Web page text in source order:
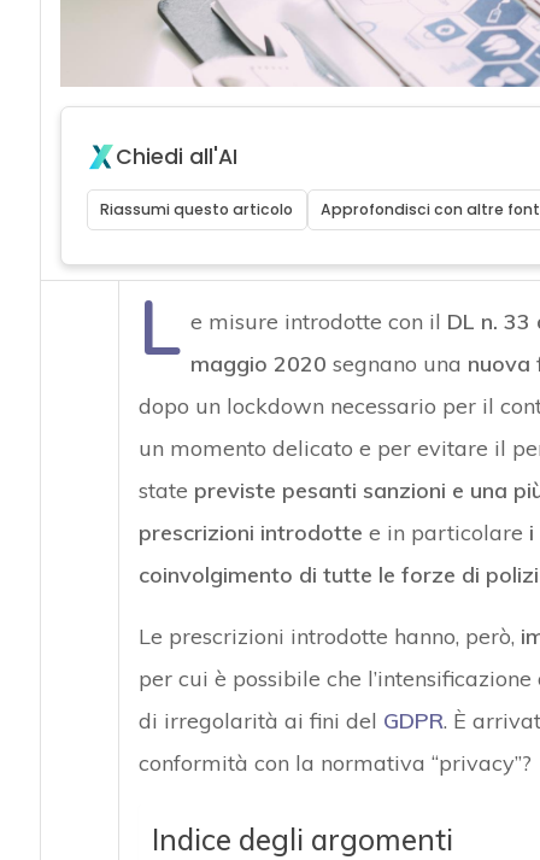
Chiedi all'AI
Riassumi questo articolo Approfondisci con altre
L e misure introdotte con il DL n.
maggio 2020 segnano una nuova
dopo un lockdown necessario per il
un momento delicato e per evitare il
state previste pesanti sanzioni e una
prescrizioni introdotte e in particolare i
coinvolgimento di tutte le forze di
Le prescrizioni introdotte hanno, però,
per cui è possibile che
di irregolarità ai fini del GDPR. È
conformità con la normativa “privacy”?
Indice degli argomenti